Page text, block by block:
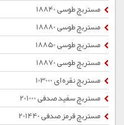
مستربچ طوسی 18840
مستربچ طوسی 18880
مستربچ طوسی 18850
مستربچ طوسی 18870
مستربچ نقره ای 103000
مستربچ سفید صدفی 201000
مستربچ قرمز صدفی 201440